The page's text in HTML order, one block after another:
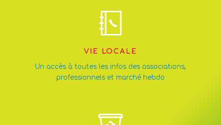
VIE LOCALE
Un accès à toutes les infos des associations,
professionnels et marché hebdo